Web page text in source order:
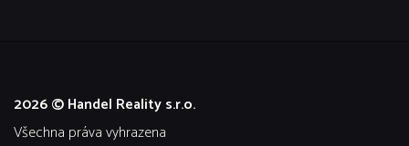
2026 © Handel Reality s.r.o.
všechna práva vyhrazena